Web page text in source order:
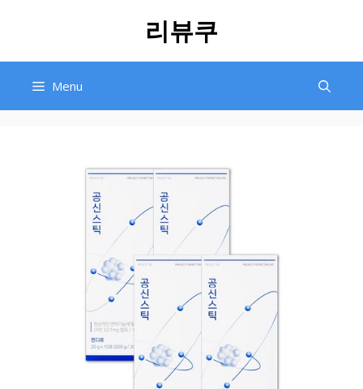
리뷰쿠
Menu